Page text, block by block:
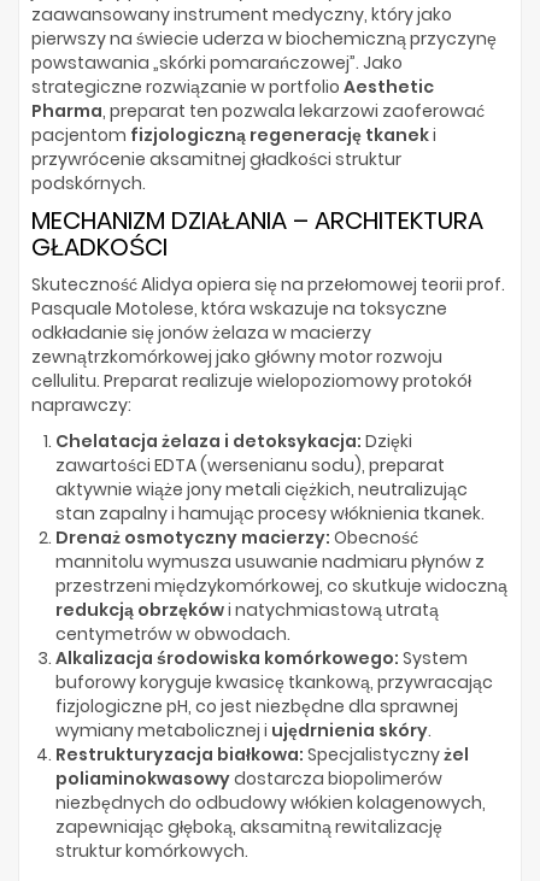
zaawansowany instrument medyczny, który jako
pierwszy na świecie uderza w biochemiczną przyczynę
powstawania „skórki pomarańczowej”. Jako
strategiczne rozwiązanie w portfolio Aesthetic
Pharma, preparat ten pozwala lekarzowi zaoferować
pacjentom fizjologiczną regenerację tkaneki
przywrócenie aksamitnej gładkości struktur
podskórnych.
MECHANIZM DZIAŁANIA – ARCHITEKTURA
GŁADKOŚCI
Skuteczność Alidya opiera się na przełomowej teorii prof.
Pasquale Motolese, która wskazuje na toksyczne
odkładanie się jonów żelaza w macierzy
zewnątrzkomórkowej jako główny motor rozwoju
cellulitu. Preparat realizuje wielopoziomowy protokół
naprawczy:
Chelatacja żelaza i detoksykacja: Dzięki
zawartości EDTA (wersenianu sodu), preparat
aktywnie wiąże jony metali ciężkich, neutralizując
stan zapalny i hamując procesy włóknienia tkanek.
Drenaż osmotyczny macierzy: Obecność
mannitolu wymusza usuwanie nadmiaru płynów z
przestrzeni międzykomórkowej, co skutkuje widoczną
redukcją obrzękówi natychmiastową utratą
centymetrów w obwodach.
Alkalizacja środowiska komórkowego: System
buforowy koryguje kwasicę tkankową, przywracając
fizjologiczne pH, co jest niezbędne dla sprawnej
wymiany metabolicznej i ujędrnienia skóry.
Restrukturyzacja białkowa: Specjalistycznyżel
poliaminokwasowydostarcza biopolimerów
niezbędnych do odbudowy włókien kolagenowych,
zapewniając głęboką, aksamitną rewitalizację
struktur komórkowych.